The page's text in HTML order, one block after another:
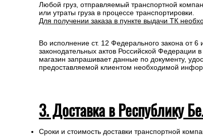
Любой груз, отправляемый транспортной
или утраты груза в процессе транспортировки.
Для получении заказа в пункте выдачи ТК
Во исполнение ст. 12 Федерального закона от
законодательных актов Российской Федерации
магазин запрашивает данные по документу,
предоставляемой клиентом необходимой
3. Доставка в Республику
Сроки и стоимость доставки транспортной